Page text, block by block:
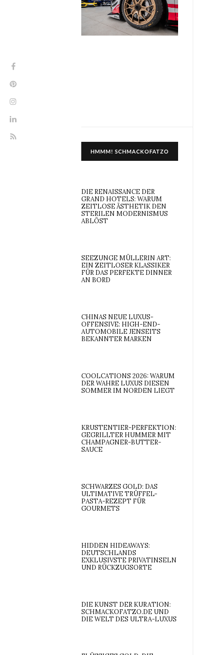
HMMM! SCHMACKOFATZO
DIE RENAISSANCE DER
GRAND HOTELS: WARUM
ZEITLOSE ÄSTHETIK DEN
STERILEN MODERNISMUS
ABLÖST
SEEZUNGE MÜLLERIN ART:
EIN ZEITLOSER KLASSIKER
FÜR DAS PERFEKTE DINNER
AN BORD
CHINAS NEUE LUXUS-
OFFENSIVE: HIGH-END-
AUTOMOBILE JENSEITS
BEKANNTER MARKEN
COOLCATIONS 2026: WARUM
DER WAHRE LUXUS DIESEN
SOMMER IM NORDEN LIEGT
KRUSTENTIER-PERFEKTION:
GEGRILLTER HUMMER MIT
CHAMPAGNER-BUTTER-
SAUCE
SCHWARZES GOLD: DAS
ULTIMATIVE TRÜFFEL-
PASTA-REZEPT FÜR
GOURMETS
HIDDEN HIDEAWAYS:
DEUTSCHLANDS
EXKLUSIVSTE PRIVATINSELN
UND RÜCKZUGSORTE
DIE KUNST DER KURATION:
SCHMACKOFATZO.DE UND
DIE WELT DES ULTRA-LUXUS